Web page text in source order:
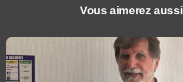
Vous aimerez aussi